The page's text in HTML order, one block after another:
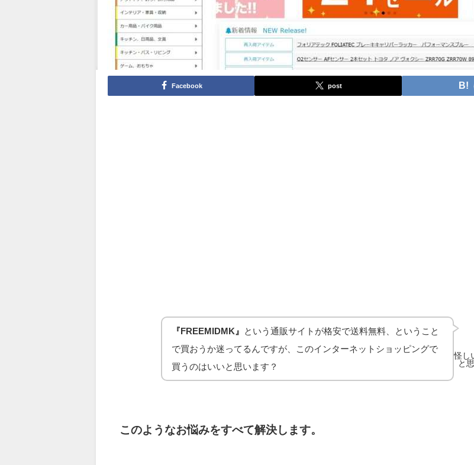
Facebook post
怪し
と
『FREEMIDMK』
という通販サイトが格安で送料無料、ということ
で買おうか迷ってるんですが、このインターネットショッピングで
買うのはいいと思います？
このようなお悩みをすべて解決します。